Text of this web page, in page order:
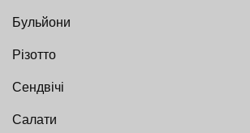
Бульйони
Різотто
Сендвічі
Салати